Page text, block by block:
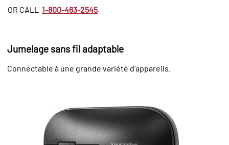
OR CALL 1-800-463-2545
Jumelage sans fil adaptable
Connectable à une grande variété d’appareils.